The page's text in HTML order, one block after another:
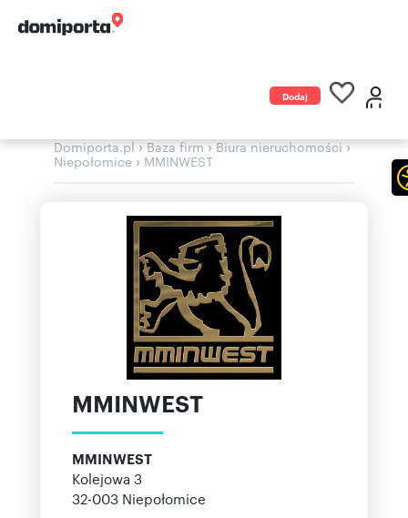
Dodaj
Domiporta.pl›Baza firm›Biura nieruchomości›
Niepołomice › MMINWEST
MMINWEST
MMINWEST
Kolejowa 3
32-003 Niepołomice